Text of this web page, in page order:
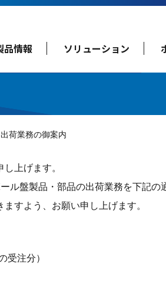
品情報 ソリューション
荷業務の御案内
上げます。
盤製品・部品の出荷業務を下記の
すよう、お願い申し上げます。
注分）